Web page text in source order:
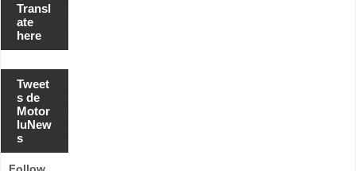
Transl
ate
here
Tweet
s de
Motor
luNew
s